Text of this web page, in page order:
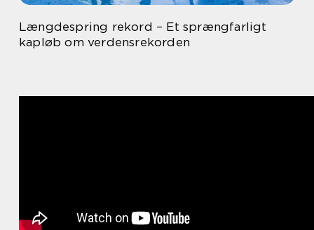
Længdespring rekord – Et sprængfarligt
kapløb om verdensrekorden